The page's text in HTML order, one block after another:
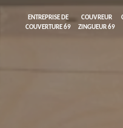
ENTREPRISE DE
COUVERTURE 69
COUVREUR
ZINGUEUR 69